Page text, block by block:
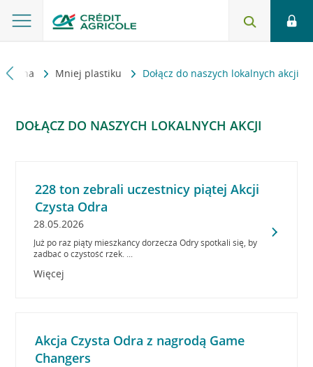
Mniej plastiku Dołącz do naszych lokalnych akcji
DOŁĄCZ DO NASZYCH LOKALNYCH AKCJI
228 ton zebrali uczestnicy piątej Akcji
Czysta Odra
28.05.2026
Już po raz piąty mieszkańcy dorzecza Odry spotkali się, by
zadbać o czystość rzek. ...
Więcej
Akcja Czysta Odra z nagrodą Game
Changers